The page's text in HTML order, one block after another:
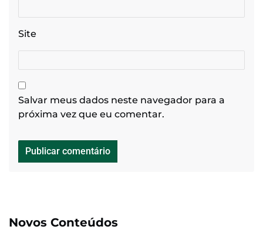
Site
Salvar meus dados neste navegador para a
próxima vez que eu comentar.
Novos Conteúdos